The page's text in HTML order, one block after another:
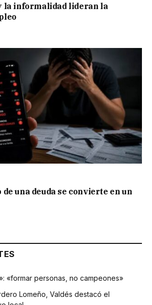
la informalidad lideran la
de una deuda se convierte en un
«formar personas, no campeones»
Lomeño, Valdés destacó el